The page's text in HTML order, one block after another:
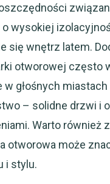
wysokiej
się wnętrz latem.
otworowej często
głośnych miastach
– solidne drzwi i
Warto również
otworowa może
i stylu.